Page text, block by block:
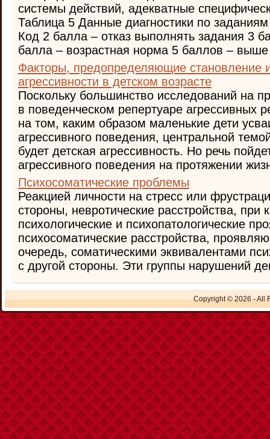
системы действий, адекватные
Таблица 5 Данные диагностики по
Код 2 балла – отказ выполнять задания 3
балла – возрастная норма 5 баллов –
Факторы, предопределяющие становление
агрессивности в детском возрасте
Поскольку большинство исследований на
в поведенческом репертуаре агрессивных
на том, каким образом маленькие дети
агрессивного поведения, центральной
будет детская агрессивность. Но речь
агрессивного поведения на протяжении
Психосоматические проблемы
Реакцией личности на стресс или
стороны, невротические расстройства, при
психологические и психопатологические
психосоматические расстройства,
очередь, соматическими эквивалентами
с другой стороны. Эти группы нарушений
Copyright © 2026 - All